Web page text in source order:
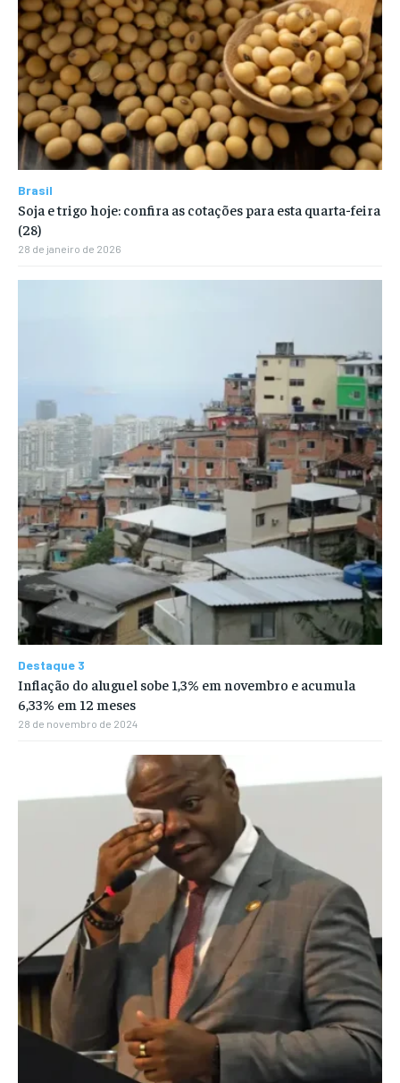
Brasil
Soja e trigo hoje: confira as cotações para esta quarta-feira
(28)
28 de janeiro de 2026
Destaque 3
Inflação do aluguel sobe 1,3% em novembro e acumula
6,33% em 12 meses
28 de novembro de 2024